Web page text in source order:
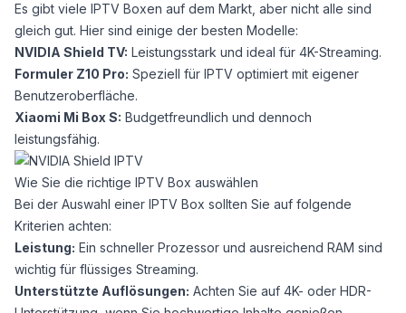
Es gibt viele IPTV Boxen auf dem Markt, aber nicht alle sind
gleich gut. Hier sind einige der besten Modelle:
NVIDIA Shield TV: Leistungsstark und ideal für 4K-Streaming.
Formuler Z10 Pro: Speziell für IPTV optimiert mit eigener
Benutzeroberfläche.
Xiaomi Mi Box S: Budgetfreundlich und dennoch
leistungsfähig.
Wie Sie die richtige IPTV Box auswählen
Bei der Auswahl einer IPTV Box sollten Sie auf folgende
Kriterien achten:
Leistung: Ein schneller Prozessor und ausreichend RAM sind
wichtig für flüssiges Streaming.
Unterstützte Auflösungen: Achten Sie auf 4K- oder HDR-